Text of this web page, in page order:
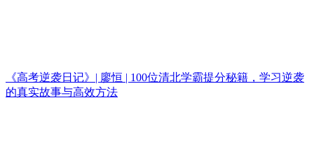
《高考逆袭日记》| 廖恒 | 100位清北学霸提分秘籍，学习逆袭
的真实故事与高效方法